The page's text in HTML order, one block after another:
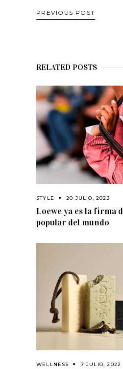
PREVIOUS POST
RELATED POSTS
STYLE 20 JULIO, 2023
Loewe ya es la firma
popular del mundo
WELLNESS 7 JULIO, 2022